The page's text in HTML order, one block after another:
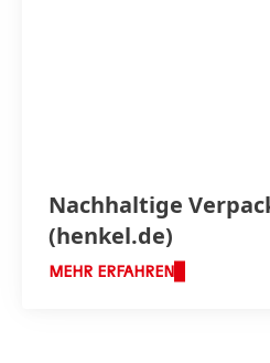
Nachhaltige
(henkel.de)
MEHR ERFAHREN